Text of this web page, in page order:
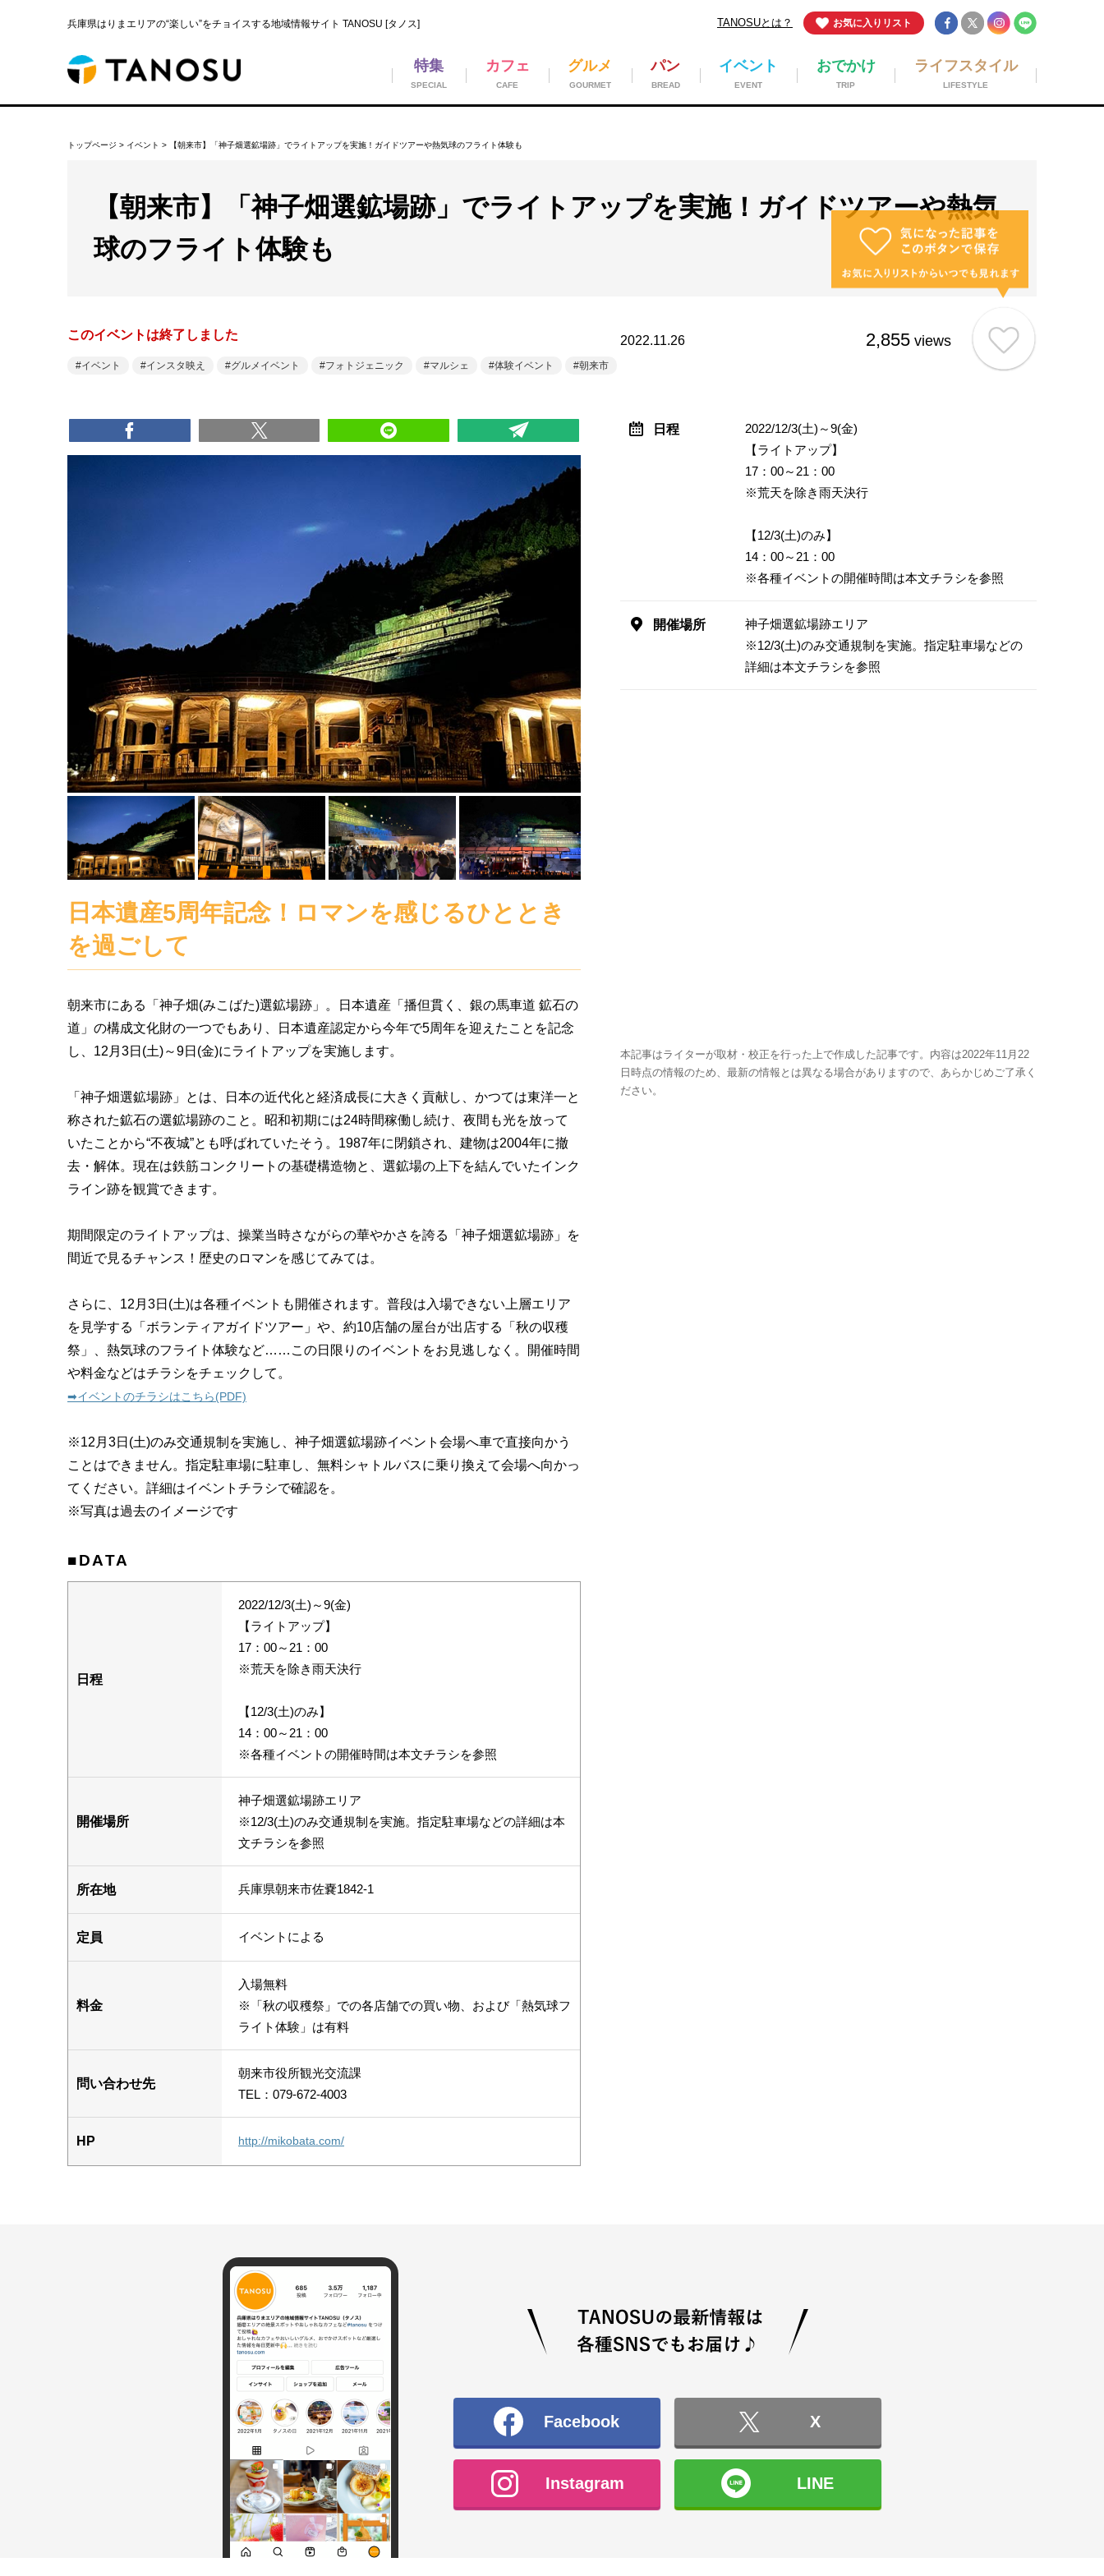
兵庫県はりまエリアの“楽しい”をチョイスする地域情報サイト TANOSU [タノス] お気に入りリスト
TANOSUとは？
ライフスタイル
LIFESTYLE
おでかけ
TRIP
イベント
EVENT
パン
BREAD
グルメ
GOURMET
カフェ
CAFE
特集
SPECIAL
トップページ > イベント > 【朝来市】「神子畑選鉱場跡」でライトアップを実施！ガイドツアーや熱気球のフライト体験も
【朝来市】「神子畑選鉱場跡」でライトアップを実施！ガイドツアーや熱気
球のフライト体験も
このイベントは終了しました
イベント インスタ映え グルメイベント フォトジェニック マルシェ 体験イベント 朝来市
2022.11.26 2,855 views
日本遺産5周年記念！ロマンを感じるひととき
を過ごして
朝来市にある「神子畑(みこばた)選鉱場跡」。日本遺産「播但貫く、銀の馬車道 鉱石の
道」の構成文化財の一つでもあり、日本遺産認定から今年で5周年を迎えたことを記念
し、12月3日(土)～9日(金)にライトアップを実施します。
「神子畑選鉱場跡」とは、日本の近代化と経済成長に大きく貢献し、かつては東洋一と
称された鉱石の選鉱場跡のこと。昭和初期には24時間稼働し続け、夜間も光を放って
いたことから“不夜城”とも呼ばれていたそう。1987年に閉鎖され、建物は2004年に撤
去・解体。現在は鉄筋コンクリートの基礎構造物と、選鉱場の上下を結んでいたインク
ライン跡を観賞できます。
期間限定のライトアップは、操業当時さながらの華やかさを誇る「神子畑選鉱場跡」を
間近で見るチャンス！歴史のロマンを感じてみては。
さらに、12月3日(土)は各種イベントも開催されます。普段は入場できない上層エリア
を見学する「ボランティアガイドツアー」や、約10店舗の屋台が出店する「秋の収穫
祭」、熱気球のフライト体験など……この日限りのイベントをお見逃しなく。開催時間
や料金などはチラシをチェックして。
➡︎イベントのチラシはこちら(PDF)
※12月3日(土)のみ交通規制を実施し、神子畑選鉱場跡イベント会場へ車で直接向かう
ことはできません。指定駐車場に駐車し、無料シャトルバスに乗り換えて会場へ向かっ
てください。詳細はイベントチラシで確認を。
※写真は過去のイメージです
■DATA
日程
2022/12/3(土)～9(金)
【ライトアップ】
17：00～21：00
※荒天を除き雨天決行
【12/3(土)のみ】
14：00～21：00
※各種イベントの開催時間は本文チラシを参照
開催場所
神子畑選鉱場跡エリア
※12/3(土)のみ交通規制を実施。指定駐車場などの詳細は本
文チラシを参照
所在地 兵庫県朝来市佐嚢1842-1
定員 イベントによる
料金
入場無料
※「秋の収穫祭」での各店舗での買い物、および「熱気球フ
ライト体験」は有料
問い合わせ先
朝来市役所観光交流課
TEL：079-672-4003
HP http://mikobata.com/
日程
2022/12/3(土)～9(金)
【ライトアップ】
17：00～21：00
※荒天を除き雨天決行
【12/3(土)のみ】
14：00～21：00
※各種イベントの開催時間は本文チラシを参照
開催場所
神子畑選鉱場跡エリア
※12/3(土)のみ交通規制を実施。指定駐車場などの
詳細は本文チラシを参照
本記事はライターが取材・校正を行った上で作成した記事です。内容は2022年11月22
日時点の情報のため、最新の情報とは異なる場合がありますので、あらかじめご了承く
ださい。
Facebook X
Instagram LINE